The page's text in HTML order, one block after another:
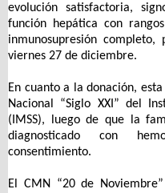
evolución satisfactoria,
función hepática con
inmunosupresión
viernes 27 de diciembre.
En cuanto a la donación,
Nacional “Siglo XXI” del
(IMSS), luego de que la
diagnosticado con
consentimiento.
El CMN “20 de